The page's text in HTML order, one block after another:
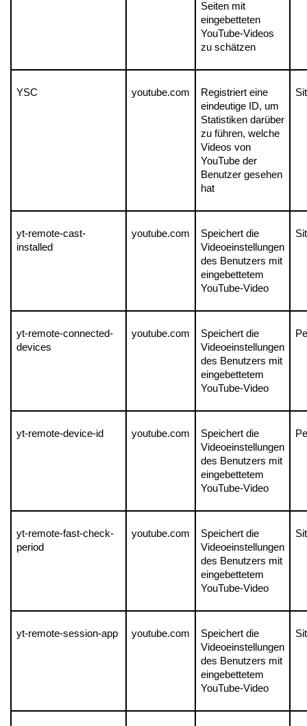
Seiten mit
eingebetteten
YouTube-Videos
zu schätzen
YSC youtube.com
Registriert eine
eindeutige ID, um
Statistiken darüber
zu führen, welche
Videos von
YouTube der
Benutzer gesehen
hat
yt-remote-cast-
installed
youtube.com
Speichert die
Videoeinstellungen
des Benutzers mit
eingebettetem
YouTube-Video
yt-remote-connected-
devices
youtube.com
Speichert die
Videoeinstellungen
des Benutzers mit
eingebettetem
YouTube-Video
yt-remote-device-id youtube.com
Speichert die
Videoeinstellungen
des Benutzers mit
eingebettetem
YouTube-Video
yt-remote-fast-check-
period
youtube.com
Speichert die
Videoeinstellungen
des Benutzers mit
eingebettetem
YouTube-Video
yt-remote-session-app youtube.com
Speichert die
Videoeinstellungen
des Benutzers mit
eingebettetem
YouTube-Video